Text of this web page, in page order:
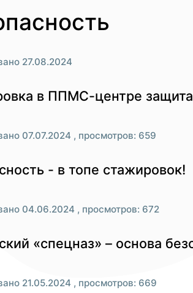
27.08.2024
в ППМС-центре
07.07.2024 , просмотров: 659
- в топе стажировок!
04.06.2024 , просмотров: 672
«спецназ» – основа
21.05.2024 , просмотров: 669